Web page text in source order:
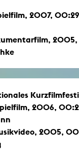
2007,
2006,
2005,